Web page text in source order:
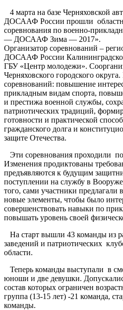
4 марта на базе Черняховской
ДОСААФ России прошли
соревнования по военно-
— ДОСААФ Зима — 2017».
Организатор соревнований –
ДОСААФ России
ГБУ «Центр молодежи».
Черняховского городского
соревнований: повышение
прикладным видам спорта,
и престижа военной службы,
патриотических традиций,
готовности и практической
гражданского долга и
защите Отечества.
Эти соревнования проходили
Изменения продиктованы
предъявляются к будущим
поступлении на службу в
того, сами участники
новые элементы, чтобы было
совершенствовать навыки по
повышать уровень своей
На старт вышли 43 команды из
заведений и патриотических
области.
Теперь команды выступали в
юноши и две девушки.
состав которых ограничен
группа (13-15 лет) -21 команда,
команды.